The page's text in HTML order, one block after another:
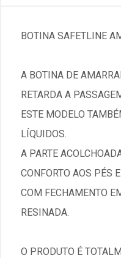
BOTINA SAFETLINE
A BOTINA DE
RETARDA A
ESTE MODELO
LÍQUIDOS.
A PARTE
CONFORTO AOS PÉS
COM FECHAMENTO
RESINADA.
O PRODUTO É